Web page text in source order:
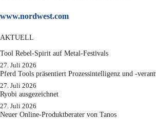
www.nordwest.com
AKTUELL
Tool Rebel-Spirit auf Metal-Festivals
27. Juli 2026
Pferd Tools präsentiert Prozessintelligenz und -
27. Juli 2026
Ryobi ausgezeichnet
27. Juli 2026
Neuer Online-Produktberater von Tanos